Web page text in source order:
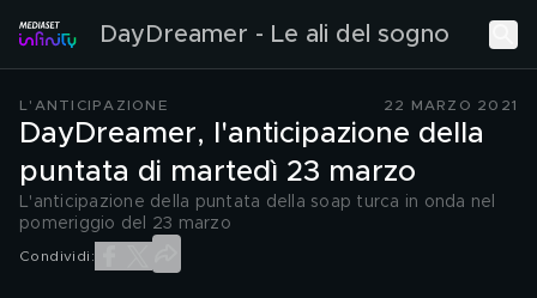
DayDreamer - Le ali del sogno
L'ANTICIPAZIONE 22 MARZO 2021
DayDreamer, l'anticipazione della
puntata di martedì 23 marzo
L'anticipazione della puntata della soap turca in onda nel
pomeriggio del 23 marzo
Condividi: